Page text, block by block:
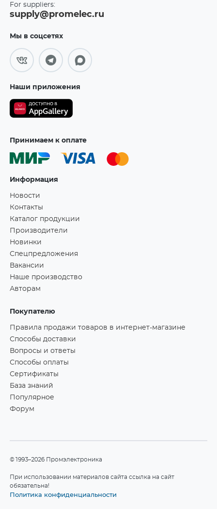
For suppliers:
supply@promelec.ru
Мы в соцсетях
Наши приложения
Принимаем к оплате
Информация
Новости
Контакты
Каталог продукции
Производители
Новинки
Спецпредложения
Вакансии
Наше производство
Авторам
Покупателю
Правила продажи товаров в интернет-магазине
Способы доставки
Вопросы и ответы
Способы оплаты
Сертификаты
База знаний
Популярное
Форум
©1993–2026 Промэлектроника
При использовании материалов сайта ссылка на сайт
обязательна!
Политика конфиденциальности